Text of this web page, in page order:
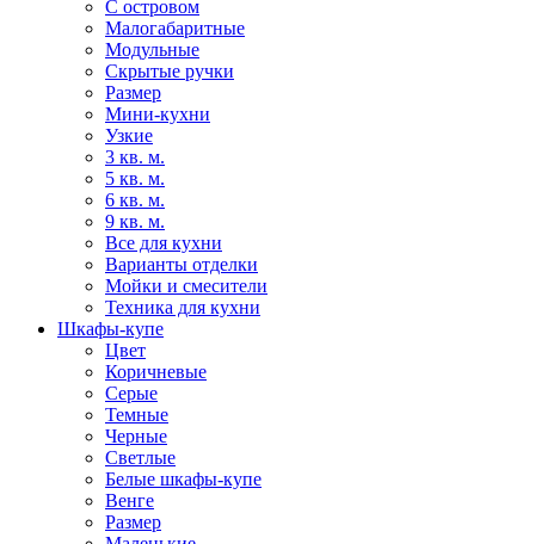
С островом
Малогабаритные
Модульные
Скрытые ручки
Размер
Мини-кухни
Узкие
3 кв. м.
5 кв. м.
6 кв. м.
9 кв. м.
Все для кухни
Варианты отделки
Мойки и смесители
Техника для кухни
Шкафы-купе
Цвет
Коричневые
Серые
Темные
Черные
Светлые
Белые шкафы-купе
Венге
Размер